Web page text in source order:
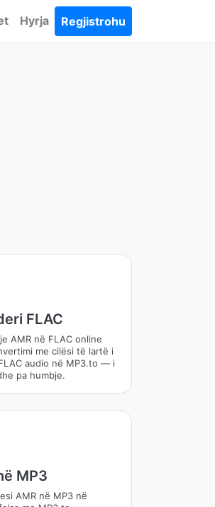
Hyrja Regjistrohu
FLAC
AMR në FLAC online
me cilësi të lartë i
audio në MP3.to — i
pa humbje.
MP3
AMR në MP3 në